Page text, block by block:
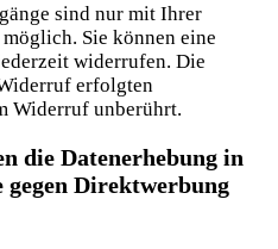
sind nur mit Ihrer
Sie können eine
widerrufen. Die
erfolgten
Widerruf unberührt.
die Datenerhebung in
gegen Direktwerbung